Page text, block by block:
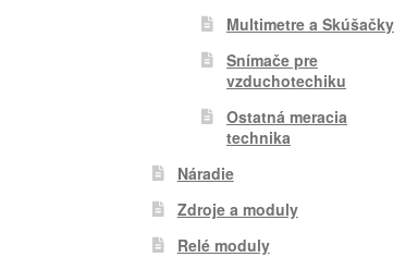
Multimetre a Skúšačky
Snímače pre
vzduchotechiku
Ostatná meracia
technika
Náradie
Zdroje a moduly
Relé moduly